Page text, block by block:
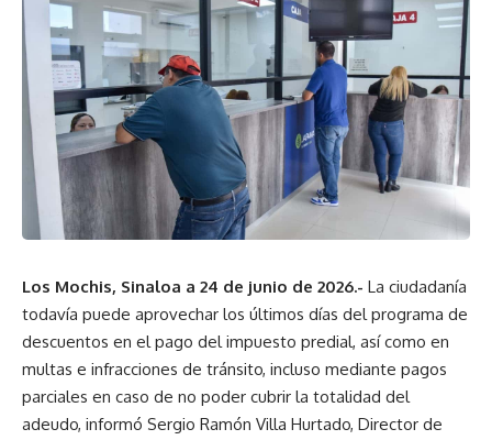
Los Mochis, Sinaloa a 24 de junio de 2026.- La ciudadanía
todavía puede aprovechar los últimos días del programa de
descuentos en el pago del impuesto predial, así como en
multas e infracciones de tránsito, incluso mediante pagos
parciales en caso de no poder cubrir la totalidad del
adeudo, informó Sergio Ramón Villa Hurtado, Director de